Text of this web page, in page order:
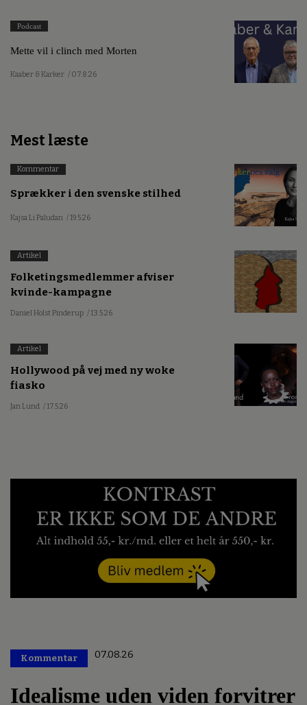
Podcast
Mette vil i clinch med Morten
Kaaber & Karker / 07.8.26
Mest læste
Kommentar
Sprækker i den svenske stilhed
Kajsa Li Paludan / 19.5.26
Artikel
Folketingsmedlemmer afviser
kvinde-kampagne
Daniel Holst Pinderup / 13.5.26
Artikel
Hollywood på vej med ny woke
fiasko
Jan Lund / 17.5.26
Kommentar 07.08.26
Idealisme uden viden forvitrer